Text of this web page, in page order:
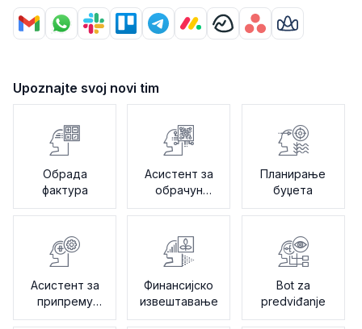
Upoznajte svoj novi tim
Обрада
фактура
Асистент за
обрачун
плата
Планирање
буџета
Асистент за
припрему
пореза
Финансијско
извештавање
Bot za
predviđanje